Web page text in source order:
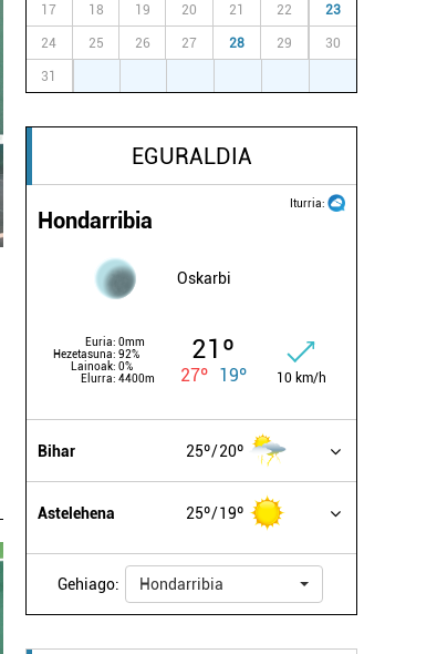
17 18 19 20 21 22 23
24 25 26 27 28 29 30
31
EGURALDIA
Iturria:
Hondarribia
Oskarbi
Euria: 0mm
Hezetasuna: 92%
Lainoak: 0%
Elurra: 4400m
21º
27º 19º 10 km/h
Bihar 25º 20º
Astelehena 25º 19º
Gehiago: Hondarribia